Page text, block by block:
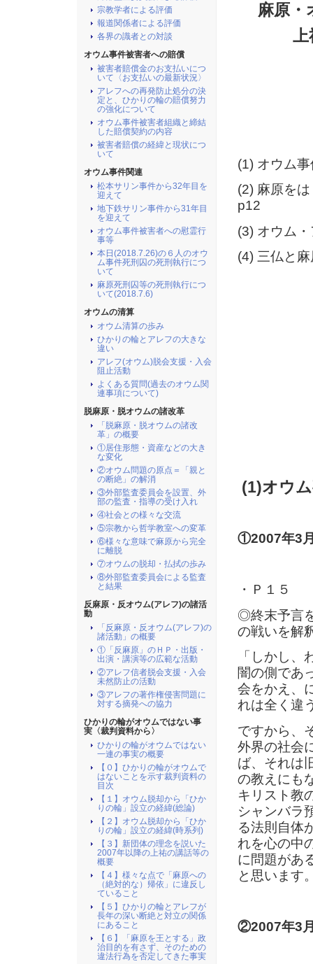
麻原・
上
(1) オウム
(2) 麻原を
p12
(3) オウム
(4) 三仏と
(1)オウ
①2007年3
・Ｐ１５
◎終末予言
の戦いを解
「しかし
闇の側であ
会をかえ、
れは全く違
ですから、
外界の社会
ば、それは
の教えにも
キリスト教
シャンバラ
る法則自体
れを心の中
に問題があ
と思います
②2007年3
宗教学者による評価
報道関係者による評価
各界の識者との対談
オウム事件被害者への賠償
被害者賠償金のお支払いにつ
いて〈お支払いの最新状況〉
アレフへの再発防止処分の決
定と、ひかりの輪の賠償努力
の強化について
オウム事件被害者組織と締結
した賠償契約の内容
被害者賠償の経緯と現状につ
いて
オウム事件関連
松本サリン事件から32年目を
迎えて
地下鉄サリン事件から31年目
を迎えて
オウム事件被害者への慰霊行
事等
本日(2018.7.26)の６人のオウ
ム事件死刑囚の死刑執行につ
いて
麻原死刑囚等の死刑執行につ
いて(2018.7.6)
オウムの清算
オウム清算の歩み
ひかりの輪とアレフの大きな
違い
アレフ(オウム)脱会支援・入会
阻止活動
よくある質問(過去のオウム関
連事項について)
脱麻原・脱オウムの諸改革
「脱麻原・脱オウムの諸改
革」の概要
①居住形態・資産などの大き
な変化
②オウム問題の原点＝「親と
の断絶」の解消
③外部監査委員会を設置、外
部の監査・指導の受け入れ
④社会との様々な交流
⑤宗教から哲学教室への変革
⑥様々な意味で麻原から完全
に離脱
⑦オウムの脱却・払拭の歩み
⑧外部監査委員会による監査
と結果
反麻原・反オウム(アレフ)の諸活
動
「反麻原・反オウム(アレフ)の
諸活動」の概要
①「反麻原」のＨＰ・出版・
出演・講演等の広範な活動
②アレフ信者脱会支援・入会
未然防止の活動
③アレフの著作権侵害問題に
対する摘発への協力
ひかりの輪がオウムではない事
実〈裁判資料から〉
ひかりの輪がオウムではない
一連の事実の概要
【０】ひかりの輪がオウムで
はないことを示す裁判資料の
目次
【１】オウム脱却から「ひか
りの輪」設立の経緯(総論)
【２】オウム脱却から「ひか
りの輪」設立の経緯(時系列)
【３】新団体の理念を説いた
2007年以降の上祐の講話等の
概要
【４】様々な点で「麻原への
（絶対的な）帰依」に違反し
ていること
【５】ひかりの輪とアレフが
長年の深い断絶と対立の関係
にあること
【６】「麻原を王とする」政
治目的を有さず、そのための
違法行為を否定してきた事実